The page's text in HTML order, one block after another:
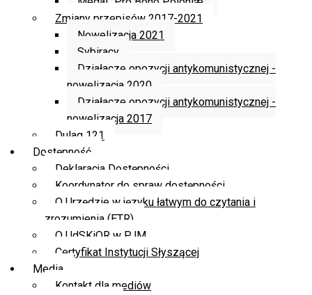
Zmiany przepisów 2017-2021
Nowelizacja 2021
Sybiracy
Działacze opozycji antykomunistycznej -
nowelizacja 2020
Działacze opozycji antykomunistycznej -
nowelizacja 2017
Dulag 121
Dostępność
Deklaracja Dostępności
Koordynator do spraw dostępności
O Urzędzie w języku łatwym do czytania i
zrozumienia (ETR)
O UdSKiOR w PJM
Certyfikat Instytucji Słyszącej
Media
Kontakt dla mediów